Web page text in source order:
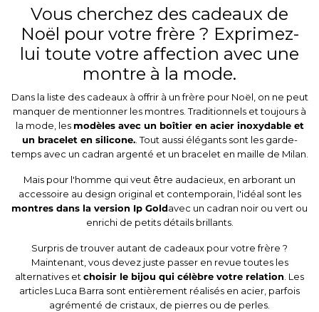
Vous cherchez des cadeaux de
Noël pour votre frère ? Exprimez-
lui toute votre affection avec une
montre à la mode.
Dans la liste des cadeaux à offrir à un frère pour Noël, on ne peut
manquer de mentionner les montres. Traditionnels et toujours à
la mode, les modèles avec un boîtier en acier inoxydable et
un bracelet en silicone.. Tout aussi élégants sont les garde-
temps avec un cadran argenté et un bracelet en maille de Milan.
Mais pour l'homme qui veut être audacieux, en arborant un
accessoire au design original et contemporain, l'idéal sont les
montres dans la version Ip Goldavec un cadran noir ou vert ou
enrichi de petits détails brillants.
Surpris de trouver autant de cadeaux pour votre frère ?
Maintenant, vous devez juste passer en revue toutes les
alternatives et choisir le bijou qui célèbre votre relation . Les
articles Luca Barra sont entièrement réalisés en acier, parfois
agrémenté de cristaux, de pierres ou de perles.